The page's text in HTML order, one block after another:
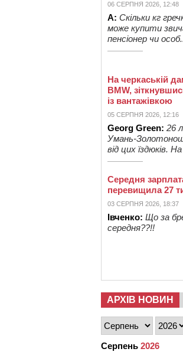
06 СЕРПНЯ 2026, 12:48
А: Скільки кг
може купити
пенсіонер чи
На черкаській
BMW,
із вантажівкою
05 СЕРПНЯ 2026, 12:16
Georg Green: 26
Умань-
від цих їздюків. На
Середня
перевищила 27
03 СЕРПНЯ 2026, 18:37
Івченко: Що за
середня??!!
АРХІВ НОВИН
Серпень 2026